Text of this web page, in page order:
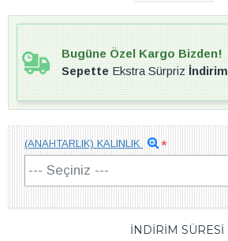
İNDİRİM SÜRESİ
(ANAHTARLIK) KALINLIK
Bugüne Özel Kargo Bizden!
SepetteEkstra Sürprizİndirim